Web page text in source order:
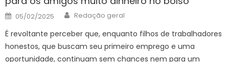
Posted
on
05/02/2025 Author
Redação geral
É revoltante perceber que, enquanto filhos de trabalhadores
honestos, que buscam seu primeiro emprego e uma
oportunidade, continuam sem chances nem para um